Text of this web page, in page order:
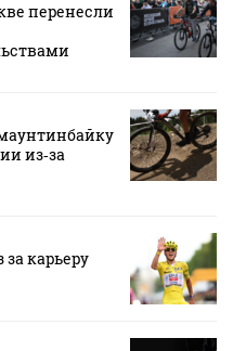
перенесли
из‑за
карьеру